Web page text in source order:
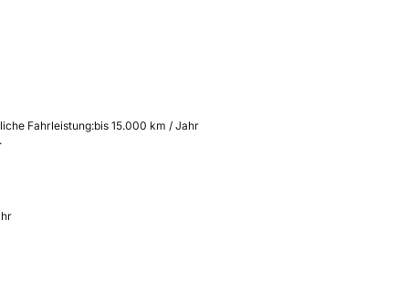
Fahrleistung:bis 15.000 km / Jahr